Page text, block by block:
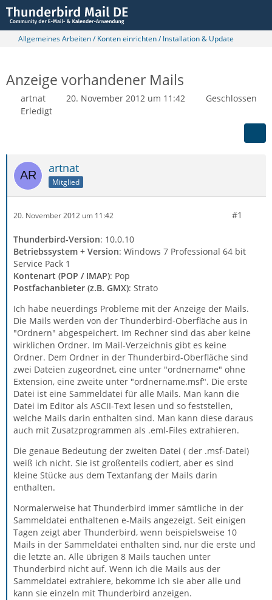
Allgemeines Arbeiten / Konten einrichten / Installation & Update
Anzeige vorhandener Mails
artnat 20. November 2012 um 11:42
Geschlossen
Erledigt
artnat
Mitglied
20. November 2012 um 11:42 #1
Thunderbird-Version: 10.0.10
Betriebssystem + Version: Windows 7 Professional 64 bit
Service Pack 1
Kontenart (POP / IMAP): Pop
Postfachanbieter (z.B. GMX): Strato
Ich habe neuerdings Probleme mit der Anzeige der Mails.
Die Mails werden von der Thunderbird-Oberfläche aus in
"Ordnern" abgespeichert. Im Rechner sind das aber keine
wirklichen Ordner. Im Mail-Verzeichnis gibt es keine
Ordner. Dem Ordner in der Thunderbird-Oberfläche sind
zwei Dateien zugeordnet, eine unter "ordnername" ohne
Extension, eine zweite unter "ordnername.msf". Die erste
Datei ist eine Sammeldatei für alle Mails. Man kann die
Datei im Editor als ASCII-Text lesen und so feststellen,
welche Mails darin enthalten sind. Man kann diese daraus
auch mit Zusatzprogrammen als .eml-Files extrahieren.
Die genaue Bedeutung der zweiten Datei ( der .msf-Datei)
weiß ich nicht. Sie ist großenteils codiert, aber es sind
kleine Stücke aus dem Textanfang der Mails darin
enthalten.
Normalerweise hat Thunderbird immer sämtliche in der
Sammeldatei enthaltenen e-Mails angezeigt. Seit einigen
Tagen zeigt aber Thunderbird, wenn beispielsweise 10
Mails in der Sammeldatei enthalten sind, nur die erste und
die letzte an. Alle übrigen 8 Mails tauchen unter
Thunderbird nicht auf. Wenn ich die Mails aus der
Sammeldatei extrahiere, bekomme ich sie aber alle und
kann sie einzeln mit Thunderbird anzeigen.